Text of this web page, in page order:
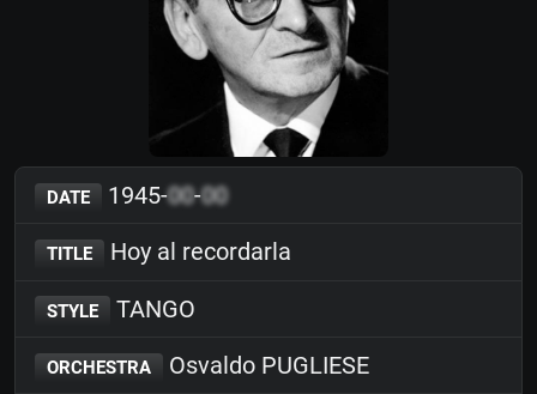
DATE 1945-00-00
TITLE Hoy al recordarla
STYLE TANGO
ORCHESTRA Osvaldo PUGLIESE